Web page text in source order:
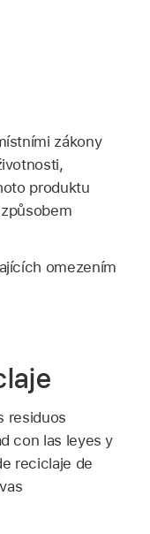
zákony
produktu
omezením
residuos
con las leyes y
reciclaje de